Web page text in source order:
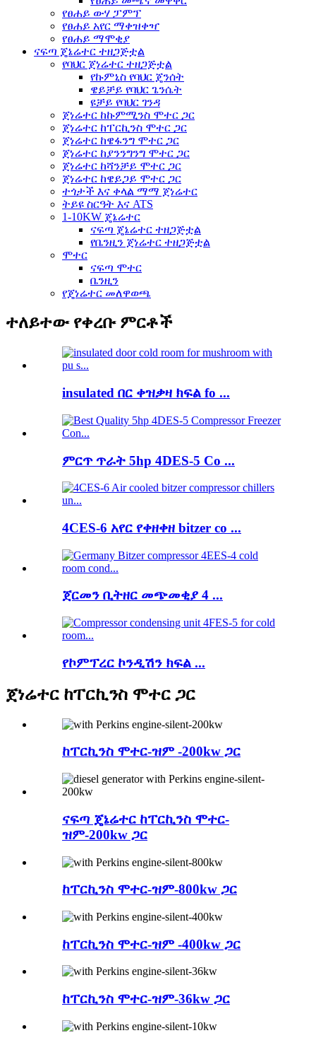
የፀሐይ ውሃ ፓምፕ
የፀሐይ አየር ማቀዝቀዣ
የፀሐይ ማሞቂያ
ናፍጣ ጄኔሬተር ተዘጋጅቷል
የባህር ጀነሬተር ተዘጋጅቷል
የኩምኒስ የባህር ጄንሰት
ዌይቻይ የባህር ጌንሴት
ዩቻይ የባህር ገንዳ
ጀነሬተር ከኩምሚንስ ሞተር ጋር
ጀነሬተር ከፐርኪንስ ሞተር ጋር
ጀነሬተር ከዌፋንግ ሞተር ጋር
ጀነሬተር ከያንንግንግ ሞተር ጋር
ጀነሬተር ከሻንቻይ ሞተር ጋር
ጀነሬተር ከዌይጋይ ሞተር ጋር
ተጎታች እና ቀላል ማማ ጀነሬተር
ትይዩ ስርዓት እና ATS
1-10KW ጄኔሬተር
ናፍጣ ጄኔሬተር ተዘጋጅቷል
የቤንዚን ጀነሬተር ተዘጋጅቷል
ሞተር
ናፍጣ ሞተር
ቤንዚን
የጄነሬተር መለዋወጫ
ተለይተው የቀረቡ ምርቶች
insulated በር ቀዝቃዛ ክፍል fo ...
ምርጥ ጥራት 5hp 4DES-5 Co ...
4CES-6 አየር የቀዘቀዘ bitzer co ...
ጀርመን ቢትዘር መጭመቂያ 4 ...
የኮምፕረር ኮንዲሽን ክፍል ...
ጀነሬተር ከፐርኪንስ ሞተር ጋር
ከፐርኪንስ ሞተር-ዝም -200kw ጋር
ናፍጣ ጄኔሬተር ከፐርኪንስ ሞተር-
ዝም-200kw ጋር
ከፐርኪንስ ሞተር-ዝም-800kw ጋር
ከፐርኪንስ ሞተር-ዝም -400kw ጋር
ከፐርኪንስ ሞተር-ዝም-36kw ጋር